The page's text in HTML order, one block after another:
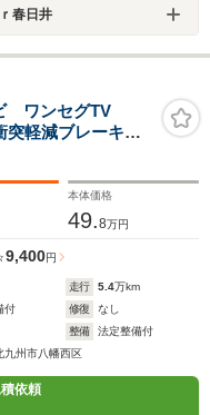
春日井
ワンセグTV
軽減ブレーキ
突安全ボディ
LEDヘッドラ
本体価格
49.8万円
9,400円
走行 5.4万km
付 修復
なし
整備
法定整備付
九州市八幡西区
依頼